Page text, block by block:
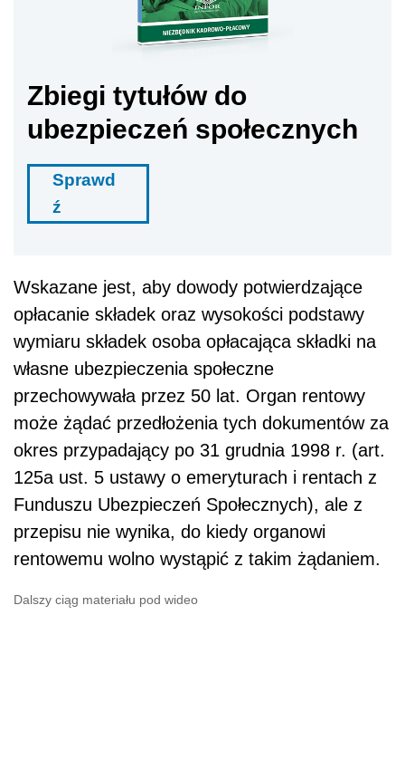
Zbiegi tytułów do
ubezpieczeń społecznych
Sprawd
ź
Wskazane jest, aby dowody potwierdzające
opłacanie składek oraz wysokości podstawy
wymiaru składek osoba opłacająca składki na
własne ubezpieczenia społeczne
przechowywała przez 50 lat. Organ rentowy
może żądać przedłożenia tych dokumentów za
okres przypadający po 31 grudnia 1998 r. (art.
125a ust. 5 ustawy o emeryturach i rentach z
Funduszu Ubezpieczeń Społecznych), ale z
przepisu nie wynika, do kiedy organowi
rentowemu wolno wystąpić z takim żądaniem.
Dalszy ciąg materiału pod wideo